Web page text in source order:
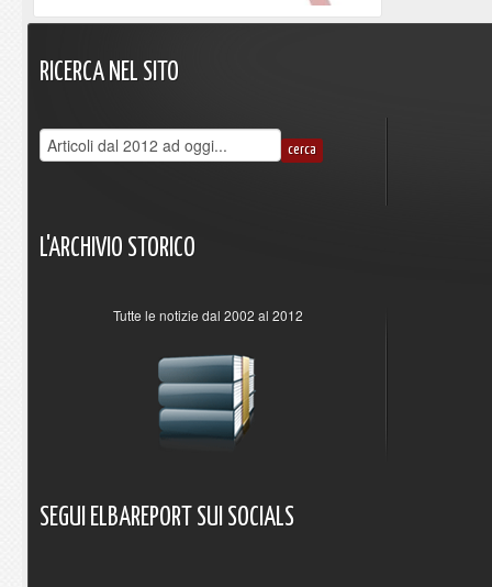
RICERCA NEL SITO
L'ARCHIVIO STORICO
Tutte le notizie dal 2002 al 2012
SEGUI ELBAREPORT SUI SOCIALS